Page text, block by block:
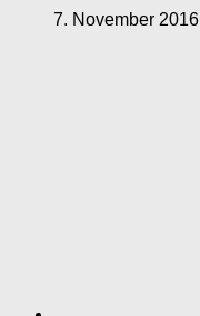
7. November 2016